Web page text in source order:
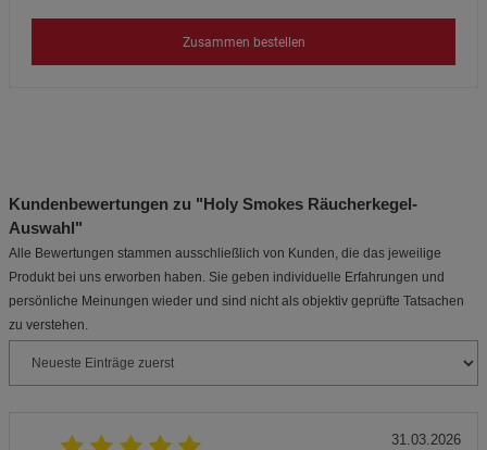
Zusammen bestellen
Kundenbewertungen zu "Holy Smokes Räucherkegel-
Auswahl"
Alle Bewertungen stammen ausschließlich von Kunden, die das jeweilige
Produkt bei uns erworben haben. Sie geben individuelle Erfahrungen und
persönliche Meinungen wieder und sind nicht als objektiv geprüfte Tatsachen
zu verstehen.
31.03.2026